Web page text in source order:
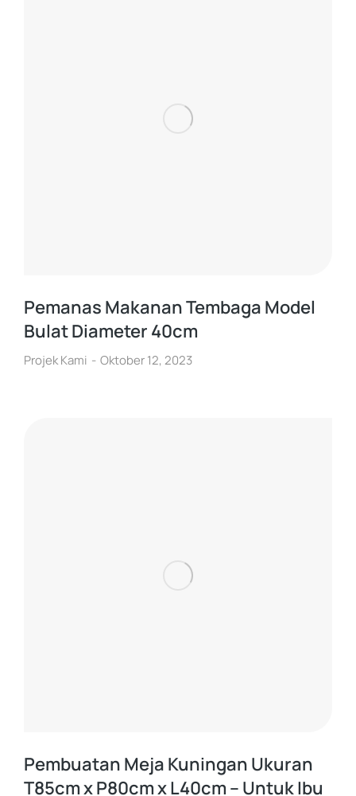
Pemanas Makanan Tembaga Model
Bulat Diameter 40cm
Projek Kami Oktober 12, 2023
Pembuatan Meja Kuningan Ukuran
T85cm x P80cm x L40cm – Untuk Ibu